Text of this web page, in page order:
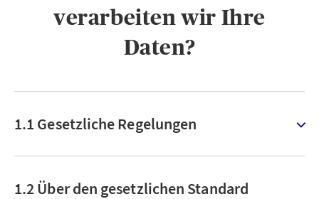
verarbeiten wir Ihre
Daten?
1.1 Gesetzliche Regelungen
1.2 Über den gesetzlichen Standard